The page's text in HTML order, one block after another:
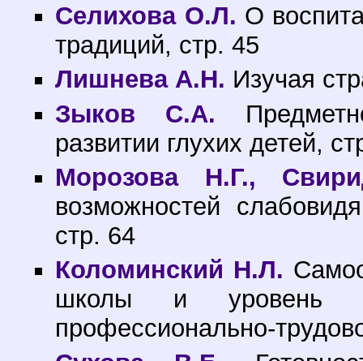
Селихова О.Л. О
традиций, стр. 45
Лишнева А.Н. Изучая
Зыков С.А.
развитии глухих детей,
Морозова Н.Г.,
возможностей
стр. 64
Коломинский Н.Л.
школы и уровень
профессионально-